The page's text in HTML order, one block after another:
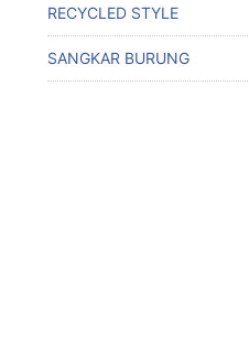
RECYCLED STYLE
SANGKAR BURUNG